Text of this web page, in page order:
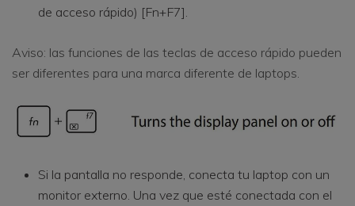
de acceso rápido) [Fn+F7].
Aviso: las funciones de las teclas de acceso rápido pueden
ser diferentes para una marca diferente de laptops.
Si la pantalla no responde, conecta tu laptop con un
monitor externo. Una vez que esté conectada con el